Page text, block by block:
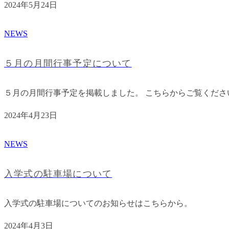
2024年5月24日
NEWS
５月の月間行事予定について
５月の月間行事予定を掲載しました。 こちらからご覧くださ
2024年4月23日
NEWS
入学式の駐車場について
入学式の駐車場についてのお知らせはこちらから。
2024年4月3日